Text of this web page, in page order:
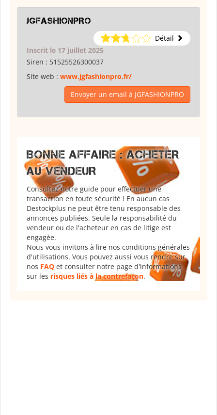
JGFASHIONPRO
Détail
Inscrit le 17 juillet 2025
Siren : 51525526300037
Site web : www.jgfashionpro.fr/
Envoyer un email à JGFASHIONPRO
BONNE AFFAIRE : ACHETER
AU VENDEUR
Consultez notre guide pour effectuer une
transaction en toute sécurité ! En aucun cas
Destockplus ne peut être tenu responsable des
annonces publiées. Seule la responsabilité du
vendeur ou de l'acheteur en cas de litige est
engagée.
Nous vous invitons à lire nos conditions générales
d'utilisations. Vous pouvez aussi vous rendre sur
nos FAQ et consulter notre page d'informations
sur les risques liés à la contrefaçon.